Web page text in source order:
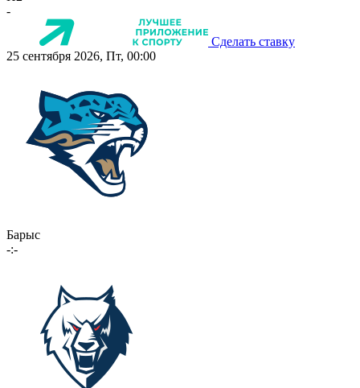
-
Сделать ставку
25 сентября 2026, Пт, 00:00
Барыс
-:-